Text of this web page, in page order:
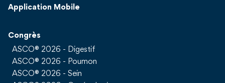
Application Mobile
Congrès
ASCO® 2026 - Digestif
ASCO® 2026 - Poumon
ASCO® 2026 - Sein